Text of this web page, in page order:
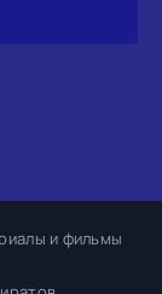
и фильмы